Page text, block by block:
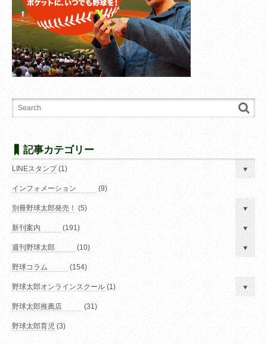
記事カテゴリー
LINEスタンプ(1)
インフォメーション (9)
別冊野球太郎発売！ (5)
新刊案内 (191)
週刊野球太郎 (10)
野球コラム (154)
野球太郎オンラインスクール (1)
野球太郎推薦店 (31)
野球太郎育児 (3)